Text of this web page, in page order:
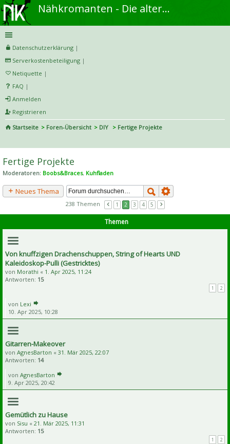
Nähkromanten - Die alternative Näh- und DIY-Community
Datenschutzerklärung |
Serverkostenbeteiligung |
Netiquette |
FAQ |
Anmelden
Registrieren
Startseite
Foren-Übersicht DIY
Fertige Projekte
he
Fertige Projekte
Moderatoren: Boobs&Braces, Kuhfladen
Neues Thema
238 Themen 1 2 3 4 5
Themen
Von knuffzigen Drachenschuppen, String of Hearts UND
Kaleidoskop-Pulli (Gestricktes)
von Morathi « 1. Apr 2025, 11:24
Antworten: 15
1 2
von Lexi
10. Apr 2025, 10:28
Gitarren-Makeover
von AgnesBarton « 31. Mär 2025, 22:07
Antworten: 14
von AgnesBarton
9. Apr 2025, 20:42
Gemütlich zu Hause
von Sisu « 21. Mär 2025, 11:31
Antworten: 15
1 2